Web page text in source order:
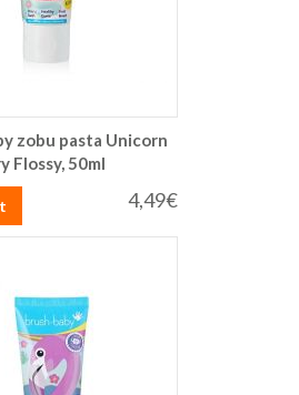
zobu pasta Unicorn
Flossy, 50ml
4,49€